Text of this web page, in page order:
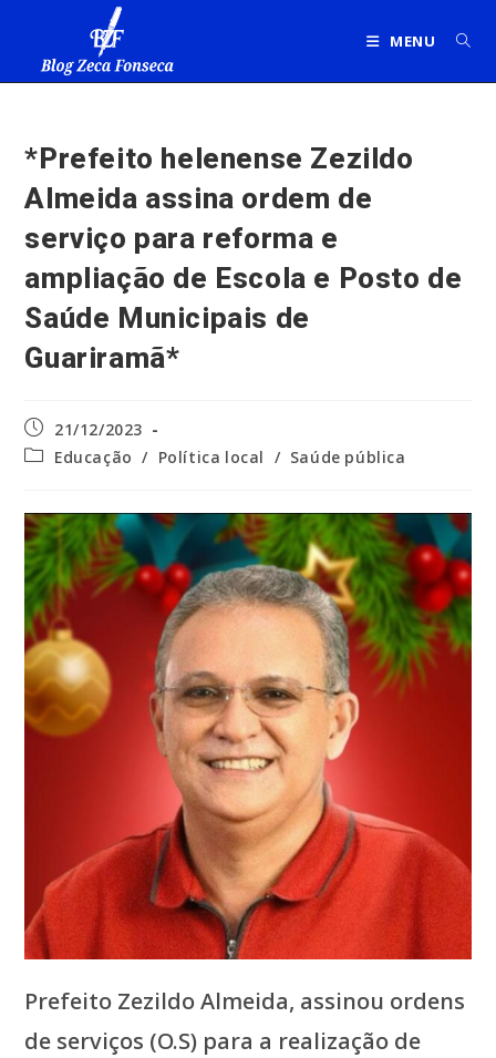
MENU
*Prefeito helenense Zezildo
Almeida assina ordem de
serviço para reforma e
ampliação de Escola e Posto de
Saúde Municipais de
Guariramã*
Post
publicado:
21/12/2023
Categoria
Educação / Política local / Saúde pública
Prefeito Zezildo Almeida, assinou ordens
de serviços (O.S) para a realização de